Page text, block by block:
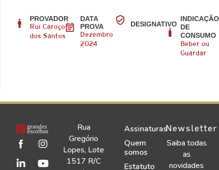
PROVADOR
Rui Caroço
dos Santos
DATA
PROVA
Dezembro
2024
DESIGNATIVO
INDICAÇÃO
DE
CONSUMO
Beber ou
Guardar
Rua
Gregório
Lopes, Lote
1517 R/C
Assinaturas
Quem
somos
Estatuto
Newsletter
Saiba todas
as
novidades